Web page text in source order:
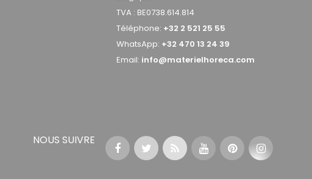
TVA : BE0738.614.814
Téléphone: +32 2 521 25 55
WhatsApp: +32 470 13 24 39
Email: info@materielhoreca.com
NOUS SUIVRE